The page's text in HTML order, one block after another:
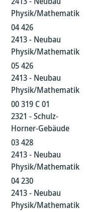
Physik/Mathematik
04 426
2413 - Neubau
Physik/Mathematik
05 426
2413 - Neubau
Physik/Mathematik
00 319 C 01
2321 - Schulz-
Horner-Gebäude
03 428
2413 - Neubau
Physik/Mathematik
04 230
2413 - Neubau
Physik/Mathematik